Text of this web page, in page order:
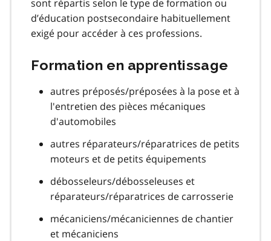
sont répartis selon le type de formation ou
d’éducation postsecondaire habituellement
exigé pour accéder à ces professions.
Formation en apprentissage
autres préposés/préposées à la pose et à
l'entretien des pièces mécaniques
d'automobiles
autres réparateurs/réparatrices de petits
moteurs et de petits équipements
débosseleurs/débosseleuses et
réparateurs/réparatrices de carrosserie
mécaniciens/mécaniciennes de chantier
et mécaniciens